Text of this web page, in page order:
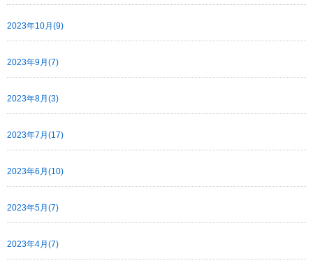
2023年10月(9)
2023年9月(7)
2023年8月(3)
2023年7月(17)
2023年6月(10)
2023年5月(7)
2023年4月(7)